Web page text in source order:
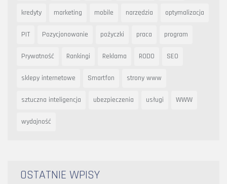
kredyty marketing mobile narzędzia optymalizacja
PIT Pozycjonowanie pożyczki praca program
Prywatność Rankingi Reklama RODO SEO
sklepy internetowe Smartfon strony www
sztuczna inteligencja ubezpieczenia usługi WWW
wydajność
OSTATNIE WPISY